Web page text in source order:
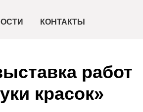
КОНТАКТЫ
работ
красок»